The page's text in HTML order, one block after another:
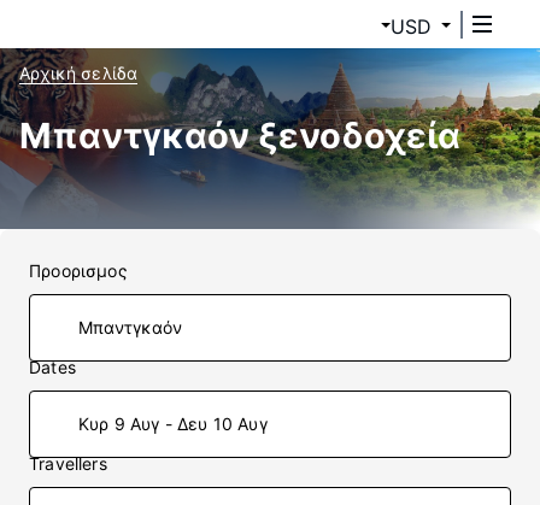
USD
Αρχική σελίδα
Μπαντγκαόν ξενοδοχεία
Προορισμος
Dates
Κυρ 9 Αυγ - Δευ 10 Αυγ
Travellers